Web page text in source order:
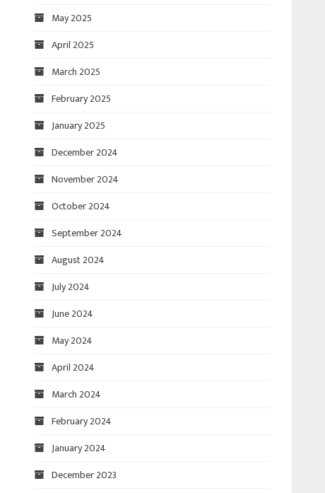
May 2025
April 2025
March 2025
February 2025
January 2025
December 2024
November 2024
October 2024
September 2024
August 2024
July 2024
June 2024
May 2024
April 2024
March 2024
February 2024
January 2024
December 2023